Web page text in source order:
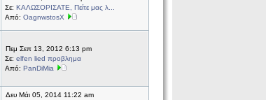
Σε: ΚΑΛΩΣΟΡΙΣΑΤΕ, Πείτε μας λ...
Από: OagnwstosX
Πεμ Σεπ 13, 2012 6:13 pm
Σε: elfen lied προβλημα
Από: PanDiMia
Δευ Μάι 05, 2014 11:22 am